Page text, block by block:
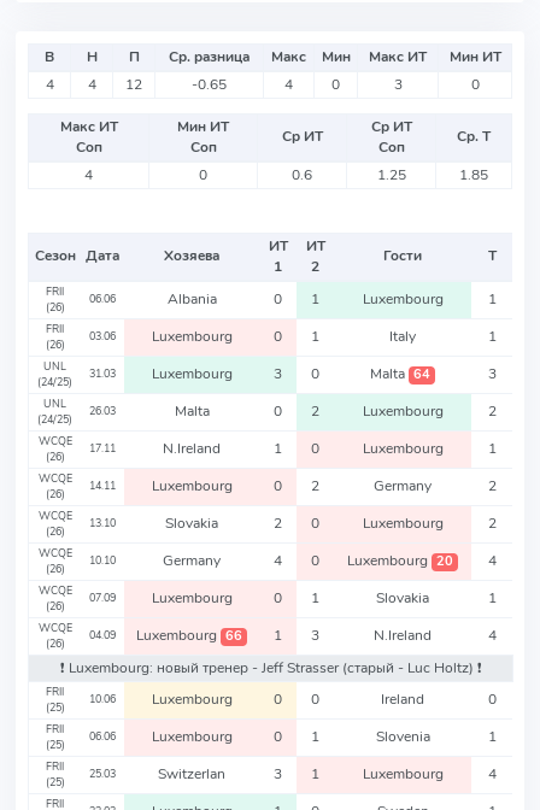
В Н П Ср. разница Макс Мин Макс ИТ
Мин ИТ
4
4 12 -0.65 4 0 3 0
Макс ИТ
Соп
Мин ИТ
Соп
Ср ИТ
Ср ИТ
Соп
Ср. Т
4
0 0.6 1.25 1.85
Сезон Дата Хозяева
ИТ
1
ИТ
2
Гости Т
FRII
(26)
06.06 Albania 0 1 Luxembourg 1
FRII
(26)
03.06 Luxembourg 0 1 Italy 1
UNL
(24/25)
31.03 Luxembourg 3 0 Malta 64 3
UNL
(24/25)
26.03 Malta 0 2 Luxembourg 2
WCQE
(26)
17.11 N.Ireland 1 0 Luxembourg 1
WCQE
(26)
14.11 Luxembourg 0 2 Germany 2
WCQE
(26)
13.10 Slovakia 2 0 Luxembourg 2
WCQE
(26)
10.10 Germany 4 0 Luxembourg 20 4
WCQE
(26)
07.09 Luxembourg 0 1 Slovakia 1
WCQE
(26)
04.09 Luxembourg 66 1 3 N.Ireland
4
❗️ Luxembourg: новый тренер - Jeff Strasser(старый - Luc Holtz) ❗️
FRII
(25)
10.06 Luxembourg 0 0 Ireland 0
FRII
(25)
06.06 Luxembourg 0 1 Slovenia 1
FRII
(25)
25.03 Switzerlan 3 1 Luxembourg 4
FRII